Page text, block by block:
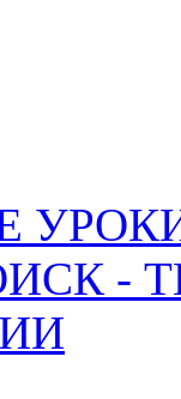
-